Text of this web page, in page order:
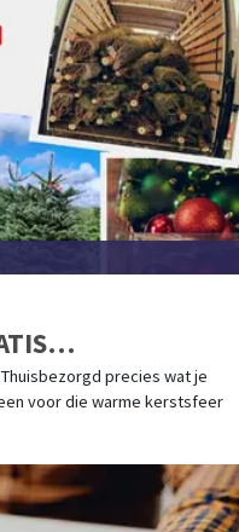
precies wat je
voor die warme kerstsfeer